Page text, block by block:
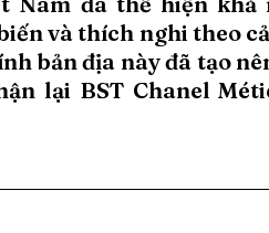
và thích nghi theo
bản địa này đã tạo
lại BST Chanel